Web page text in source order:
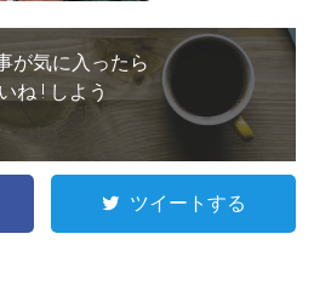
が気に入ったら
ね ! しよう
ツイートする